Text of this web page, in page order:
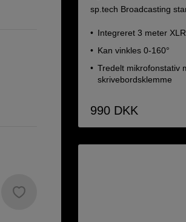
sp.tech Broadcasting
Integreret 3 meter
Kan vinkles 0-160°
Tredelt mikrofonstativ
skrivebordsklemme
990 DKK